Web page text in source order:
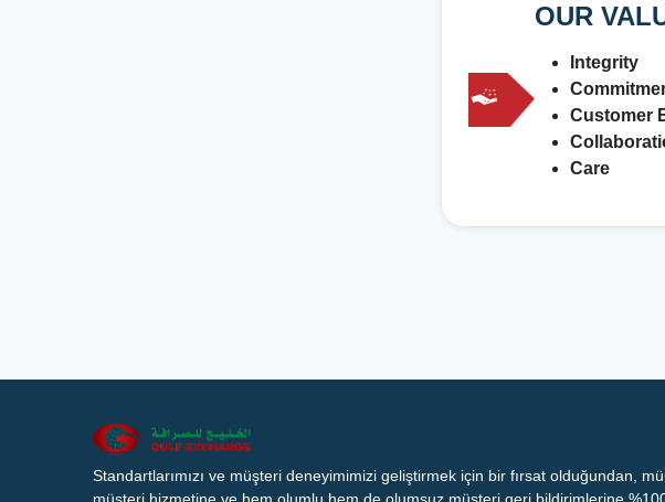
OUR
Integrity
Customer
Care
Standartlarımızı ve müşteri deneyimimizi geliştirmek için bir fırsat olduğundan,